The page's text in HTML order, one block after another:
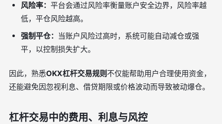
风险率： 平台会通过风险率衡量账户安全边界，风险率越
低，平仓风险越高。
强制平仓： 当账户风险过高时，系统可能自动减仓或强
平，以控制损失扩大。
因此，熟悉OKX杠杆交易规则不仅能帮助用户合理使用资金，
还能避免因忽视利息、借贷期限或价格波动而导致被动爆仓。
杠杆交易中的费用、利息与风控